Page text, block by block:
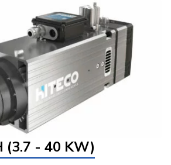
(3.7 - 40 KW)